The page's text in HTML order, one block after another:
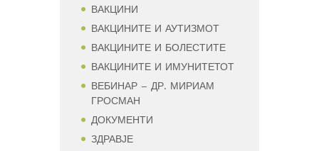
ВАКЦИНИ
ВАКЦИНИТЕ И АУТИЗМОТ
ВАКЦИНИТЕ И БОЛЕСТИТЕ
ВАКЦИНИТЕ И ИМУНИТЕТОТ
ВЕБИНАР – ДР. МИРИАМ
ГРОСМАН
ДОКУМЕНТИ
ЗДРАВЈЕ